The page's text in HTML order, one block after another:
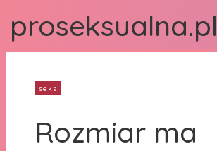
proseksualna.pl
seks
Rozmiar ma